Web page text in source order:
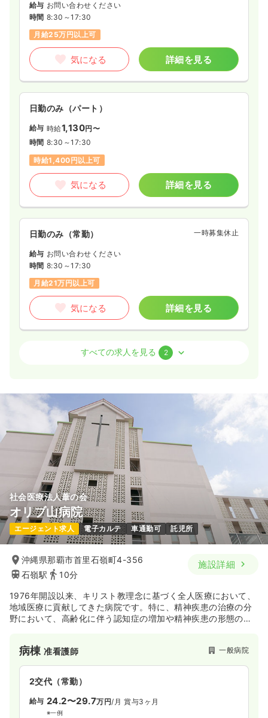
時給1,200円以上可
気になる
給与 お問い合わせください
時間 8:30～17:30
月給25万円以上可
気になる 詳細を見る
日勤のみ（パート）
給与 時給1,130円〜
時間 8:30～17:30
時給1,400円以上可
気になる 詳細を見る
日勤のみ（常勤） 一時募集休止
給与 お問い合わせください
時間 8:30～17:30
月給21万円以上可
気になる 詳細を見る
介護・福祉系准看護師 デイケア・デイサービス
給与 お問い合わせください
時間 8:30～17:30
月給20万円以上可
気になる 詳細を見る
日勤のみ（パート） 一時募集休止
給与 お問い合わせください
時間 8:30～17:30
気になる 詳細を見る
すべての求人を見る 2
社会医療法人葦の会
オリブ山病院
エージェント求人 電子カルテ 車通勤可 託児所
沖縄県那覇市首里石嶺町4-356
石嶺駅
10分
施設詳細
1976年開設以来、キリスト教理念に基づく全人医療において、
地域医療に貢献してきた病院です。特に、精神疾患の治療の分
野において、高齢化に伴う認知症の増加や精神疾患の形態の変
んでいます。
病棟准看護師 一般病院
2交代（常勤）
給与 24.2〜29.7万円/月 賞与3ヶ月
※一例